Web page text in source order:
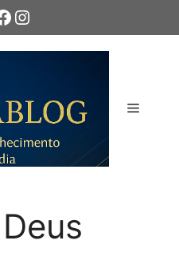
Instagram
Menu